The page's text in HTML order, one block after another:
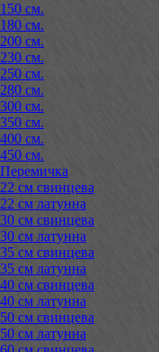
150 см.
180 см.
200 см.
230 см.
250 см.
280 см.
300 см.
350 см.
400 см.
450 см.
Перемичка
22 см свинцева
22 см латунна
30 см свинцева
30 см латунна
35 см свинцева
35 см латунна
40 см свинцева
40 см латунна
50 см свинцева
50 см латунна